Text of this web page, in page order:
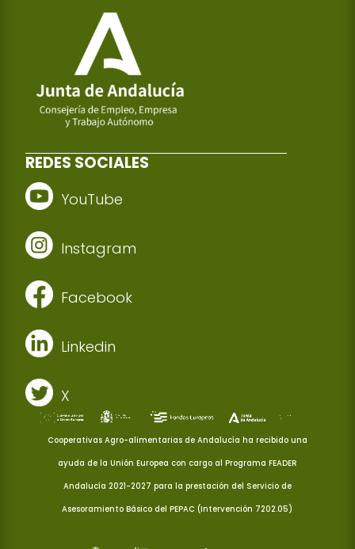
REDES SOCIALES
YouTube
Instagram
Facebook
Linkedin
X
Cooperativas Agro-alimentarias de Andalucía ha recibido una
ayuda de la Unión Europea con cargo al Programa FEADER
Andalucía 2021-2027 para la prestación del Servicio de
Asesoramiento Básico del PEPAC (Intervención 7202.05)